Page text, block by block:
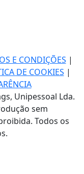
E CONDIÇÕES |
DE COOKIES |
Unipessoal Lda.
sem
Todos os